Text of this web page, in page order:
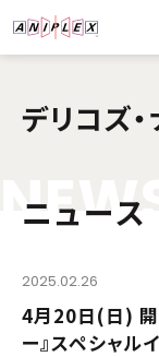
デリコズ
NEWS
ニュース
2025.02.26
4月20日(日) 開
ー』スペシャル